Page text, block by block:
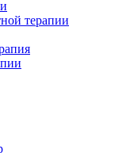
терапии